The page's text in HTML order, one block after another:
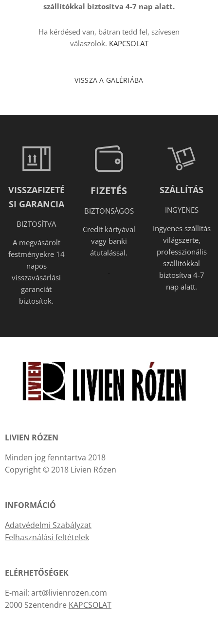
szállítókkal biztosítva 4-7 nap alatt.
Ha kérdésed van, bátran tedd fel, szívesen
válaszolok. KAPCSOLAT
VISSZA A GALÉRIÁBA
VISSZAFIZETÉ
SI GARANCIA
BIZTOSÍTVA
A megvásárolt
festményekre 14
napos
visszavásárlási
garanciát
biztosítok.
FIZETÉS
BIZTONSÁGOS
Credit kártyával
vagy banki
átutalással.
SZÁLLÍTÁS
INGYENES
Ingyenes szállítás
világszerte,
professzionális
szállítókkal
biztosítva 4-7
nap alatt.
LIVIEN RÓZEN
Minden jog fenntartva 2018
Copyright © 2018 Livien Rózen
INFORMÁCIÓ
Adatvédelmi Szabályzat
Felhasználási feltételek
ELÉRHETŐSÉGEK
E-mail: art@livienrozen.com
2000 Szentendre KAPCSOLAT